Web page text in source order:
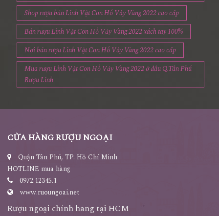
Shop rượu bán Linh Vật Con Hổ Vảy Vàng 2022 cao cấp
Bán rượu Linh Vật Con Hổ Vảy Vàng 2022 xách tay 100%
Nơi bán rượu Linh Vật Con Hổ Vảy Vàng 2022 cao cấp
Mua rượu Linh Vật Con Hổ Vảy Vàng 2022 ở đâu Q.Tân Phú
Rượu Linh
CỬA HÀNG RƯỢU NGOẠI
Quận Tân Phú, TP. Hồ Chí Minh
HOTLINE mua hàng
0972.12345.1
www.ruoungoai.net
Rượu ngoại chính hãng tại HCM